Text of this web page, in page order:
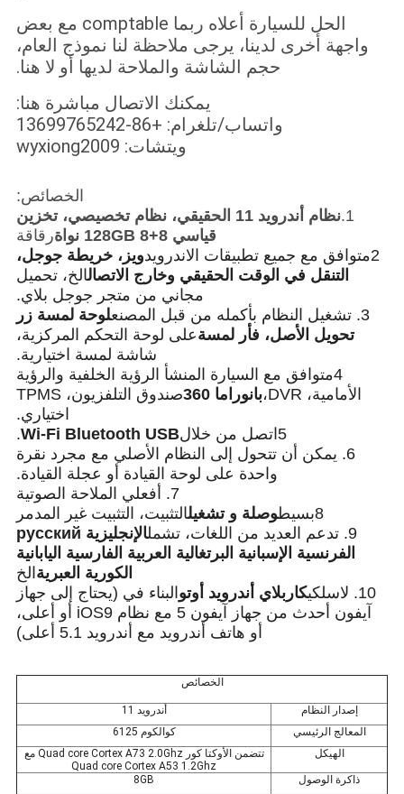
الحل للسيارة أعلاه ربما comptable مع بعض
واجهة أخرى لدينا، يرجى ملاحظة لنا نموذج العام،
حجم الشاشة والملاحة لديها أو لا هنا.
يمكنك الاتصال مباشرة هنا:
واتساب/تلغرام: +86-13699765242
ويتشات: wyxiong2009
الخصائص:
1.
نظام أندرويد 11 الحقيقي، نظام تخصيصي، تخزين
قياسي 8+128GB 8 نواة
رقاقة
2متوافق مع جميع تطبيقات الاندرويد
ويز، خريطة جوجل،
التنقل في الوقت الحقيقي وخارج الاتصالالخ، تحميل
مجاني من متجر جوجل بلاي.
3. تشغيل النظام بأكمله من قبل المصنع
لوحة لمسة زر
تحويل الأصل، فأر لمسةعلى لوحة التحكم المركزية،
شاشة لمسة اختيارية.
4متوافق مع السيارة المنشأ الرؤية الخلفية والرؤية
الأمامية، DVR،
بانوراما 360
صندوق التلفزيون، TPMS
اختياري.
5اتصل من خلال
Wi-Fi Bluetooth USB
.
6. يمكن أن تتحول إلى النظام الأصلي مع مجرد نقرة
واحدة على لوحة القيادة أو عجلة القيادة.
7. أفعلي الملاحة الصوتية
8بسيط
وصلة و تشغيلالتثبيت، التثبيت غير المدمر
9. تدعم العديد من اللغات، تشمل
الإنجليزية русский
الفرنسية الإسبانية البرتغالية العربية الفارسية اليابانية
الكورية العبرية الخ
10. لاسلكي
كاربلاي أندرويد أوتو البناء في (يحتاج إلى جهاز
آيفون أحدث من جهاز آيفون 5 مع نظام iOS9 أو أعلى،
أو هاتف أندرويد مع أندرويد 5.1 أعلى)
الخصائص
إصدار النظام
أندرويد 11
المعالج الرئيسي
كوالكوم 6125
الهيكل
تتضمن الأوكتا كور Quad core Cortex A73 2.0Ghz مع
Quad core Cortex A53 1.2Ghz
ذاكرة الوصول
8GB